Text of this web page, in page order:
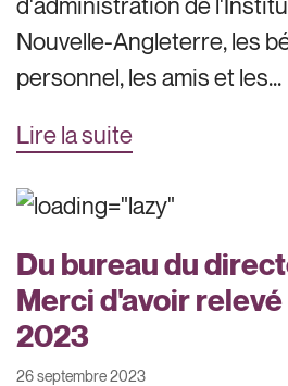
Nouvelle-Angleterre, les
personnel, les amis et les...
Lire la suite
Du bureau du
Merci d'avoir
2023
26 septembre 2023